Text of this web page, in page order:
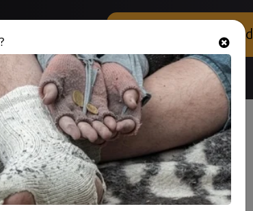
(20) 316 3000 Hallgasd és nézd